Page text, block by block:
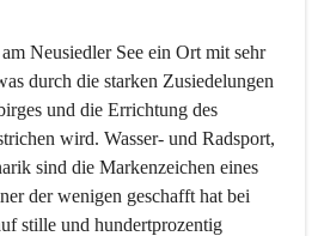
Neusiedler See ein Ort mit sehr
durch die starken Zusiedelungen
und die Errichtung des
wird. Wasser- und Radsport,
sind die Markenzeichen eines
der wenigen geschafft hat bei
stille und hundertprozentig